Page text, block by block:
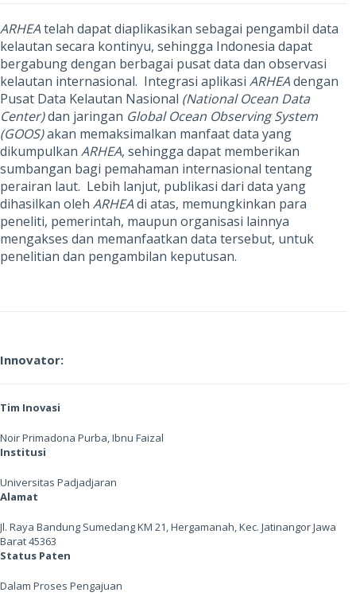
ARHEAtelah dapat diaplikasikan sebagai pengambil data
kelautan secara kontinyu, sehingga Indonesia dapat
bergabung dengan berbagai pusat data dan observasi
kelautan internasional. Integrasi aplikasi ARHEAdengan
Pusat Data Kelautan Nasional (National Ocean Data
Center)dan jaringan Global Ocean Observing System
(GOOS)akan memaksimalkan manfaat data yang
dikumpulkan ARHEA, sehingga dapat memberikan
sumbangan bagi pemahaman internasional tentang
perairan laut. Lebih lanjut, publikasi dari data yang
dihasilkan oleh ARHEAdi atas, memungkinkan para
peneliti, pemerintah, maupun organisasi lainnya
mengakses dan memanfaatkan data tersebut, untuk
penelitian dan pengambilan keputusan.
Innovator:
Tim Inovasi
Noir Primadona Purba, Ibnu Faizal
Institusi
Universitas Padjadjaran
Alamat
Jl. Raya Bandung Sumedang KM 21, Hergamanah, Kec. Jatinangor Jawa
Barat 45363
Status Paten
Dalam Proses Pengajuan